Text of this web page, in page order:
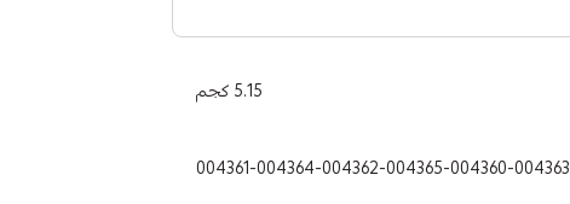
5.15 كجم
004361-004364-004362-004365-004360-004363